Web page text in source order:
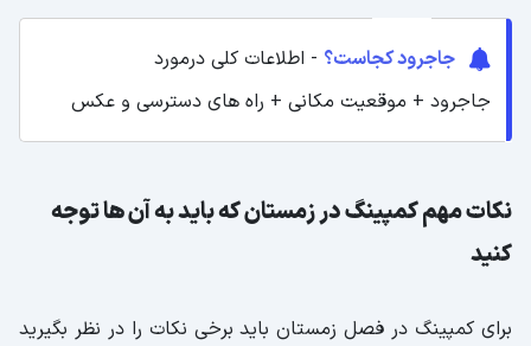
جاجرود کجاست؟ - اطلاعات کلی درمورد
جاجرود + موقعیت مکانی + راه های دسترسی و عکس
نکات مهم کمپینگ در زمستان که باید به آن ها توجه
کنید
برای کمپینگ در فصل زمستان باید برخی نکات را در نظر بگیرید